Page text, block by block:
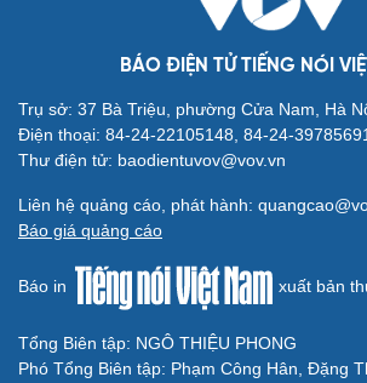
BÁO ĐIỆN TỬ TIẾNG NÓI
Trụ sở: 37 Bà Triệu, phường Cửa Nam, Hà
Điện thoại: 84-24-22105148, 84-24-39785691
Thư điện tử: baodientuvov@vov.vn
Liên hệ quảng cáo, phát hành:
Báo giá quảng cáo
Báo in xuất bản
Tổng Biên tập: NGÔ THIỆU PHONG
Phó Tổng Biên tập: Phạm Công Hân, Đặng